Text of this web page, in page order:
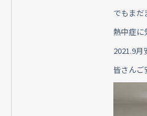
c
e
b
o
o
k
でもまだ
熱中症に
2021.9月
皆さんご